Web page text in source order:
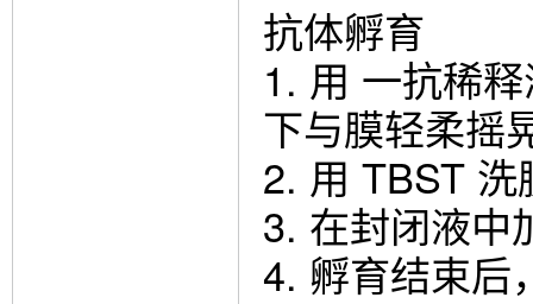
抗体孵育
1. 用 一抗稀
下与膜轻柔摇
2. 用 TBST
3. 在封闭液中
4. 孵育结束后